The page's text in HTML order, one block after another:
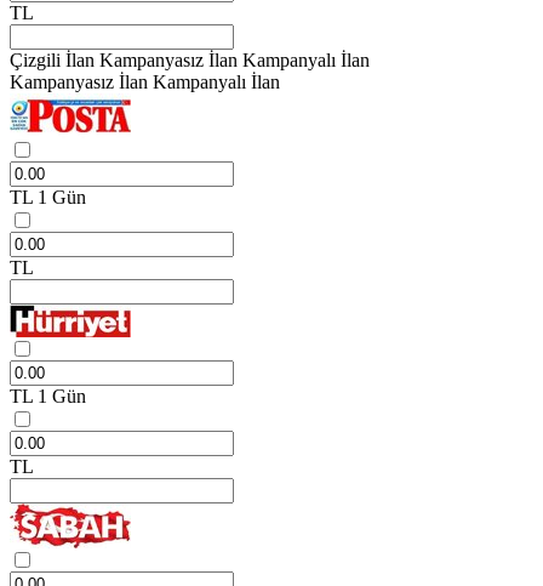
TL
Çizgili İlan Kampanyasız İlan Kampanyalı İlan
Kampanyasız İlan Kampanyalı İlan
TL 1 Gün
TL
TL 1 Gün
TL